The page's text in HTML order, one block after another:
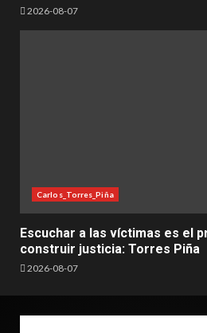
2026-08-07
Carlos_Torres_Piña
Escuchar a las víctimas es el
construir justicia: Torres Piña
2026-08-07